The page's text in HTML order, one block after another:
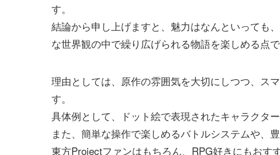
す。
結論から申し上げますと、魅力はなんといっても
な世界観の中で繰り広げられる物語を楽しめる点で
理由としては、原作の雰囲気を大切にしつつ、ス
す。
具体例として、ドット絵で表現されたキャラクタ
また、簡単な操作で楽しめるバトルシステムや、
東方Projectファンはもちろん、RPG好きにもおす